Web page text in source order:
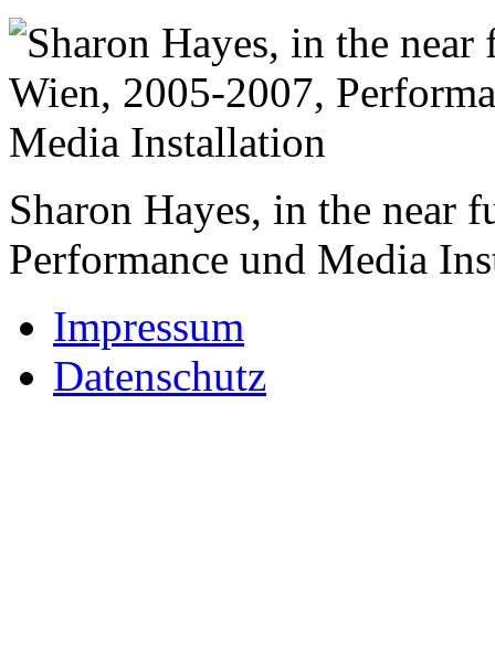
Sharon Hayes, in the near
Performance und Media
Impressum
Datenschutz